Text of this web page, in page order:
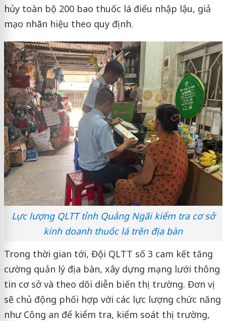
hủy toàn bộ 200 bao thuốc lá điếu nhập lậu, giả
mạo nhãn hiệu theo quy định.
Lực lượng QLTT tỉnh Quảng Ngãi kiểm tra cơ sở
kinh doanh thuốc lá trên địa bàn
Trong thời gian tới, Đội QLTT số 3 cam kết tăng
cường quản lý địa bàn, xây dựng mạng lưới thông
tin cơ sở và theo dõi diễn biến thị trường. Đơn vị
sẽ chủ động phối hợp với các lực lượng chức năng
như Công an để kiểm tra, kiểm soát thị trường,